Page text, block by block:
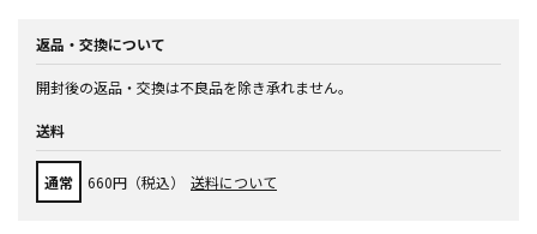
返品・交換について
開封後の返品・交換は不良品を除き承れません。
送料
通常 660円（税込） 送料について